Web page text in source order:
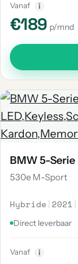
Vanaf i
€189 p/mnd
BMW 5-Serie
530e M-Sport
Hybride | 2021 |
Direct leverbaar
Vanaf i